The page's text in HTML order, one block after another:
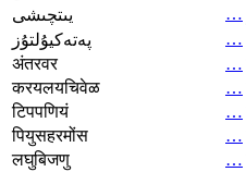
يىتچىشى
…
پەتەكيۇلتۇز
…
अंतरवर
…
करयलयचिवेळ
…
टिपपणियं
…
पियुसहरमोंस
…
लघुबिजणु
…